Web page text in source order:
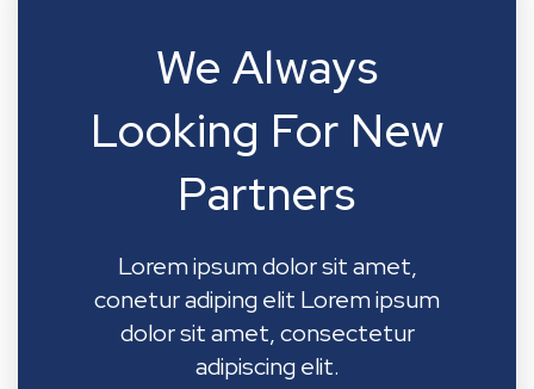
We Always
Looking For New
Partners
Lorem ipsum dolor sit amet,
conetur adiping elit Lorem ipsum
dolor sit amet, consectetur
adipiscing elit.